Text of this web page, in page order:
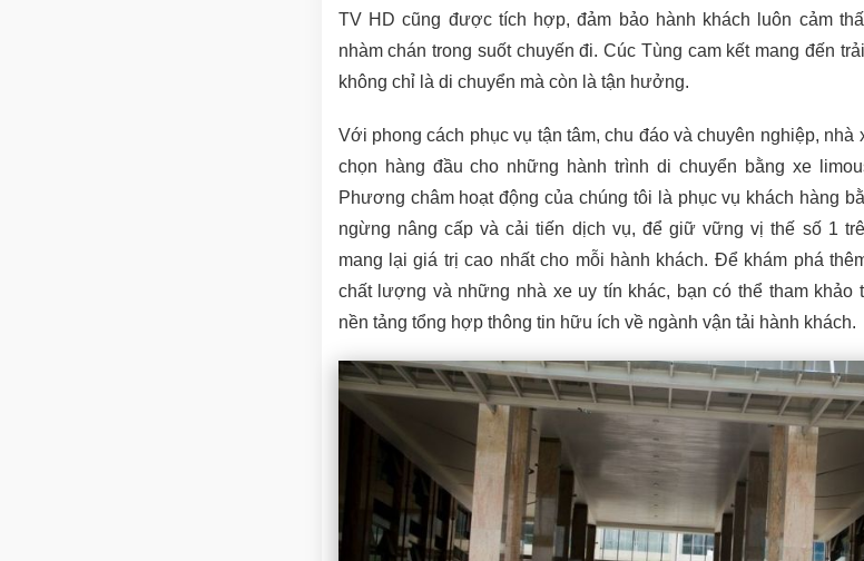
TV HD cũng được tích hợp, đảm bảo hành khách luôn cảm
nhàm chán trong suốt chuyến đi. Cúc Tùng cam kết mang đến
không chỉ là di chuyển mà còn là tận hưởng.
Với phong cách phục vụ tận tâm, chu đáo và chuyên nghiệp, nhà
chọn hàng đầu cho những hành trình di chuyển bằng xe
Phương châm hoạt động của chúng tôi là phục vụ khách hàng
ngừng nâng cấp và cải tiến dịch vụ, để giữ vững vị thế số 1
mang lại giá trị cao nhất cho mỗi hành khách. Để khám phá
chất lượng và những nhà xe uy tín khác, bạn có thể tham khảo
nền tảng tổng hợp thông tin hữu ích về ngành vận tải hành khách.